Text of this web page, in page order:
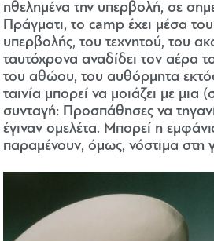
ηθελημένα την υπερβολή, σε
Πράγματι, το camp έχει μέσα
υπερβολής, του τεχνητού, του
ταυτόχρονα αναδίδει τον αέρα
του αθώου, του αυθόρμητα
ταινία μπορεί να μοιάζει με μια
συνταγή: Προσπάθησες να
έγιναν ομελέτα. Μπορεί η
παραμένουν, όμως, νόστιμα στη